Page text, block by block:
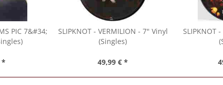
PIC 7&#34;
*
SLIPKNOT- VERMILION - 7" Vinyl
(Singles)
49,99 € *
SLIPKNOT -